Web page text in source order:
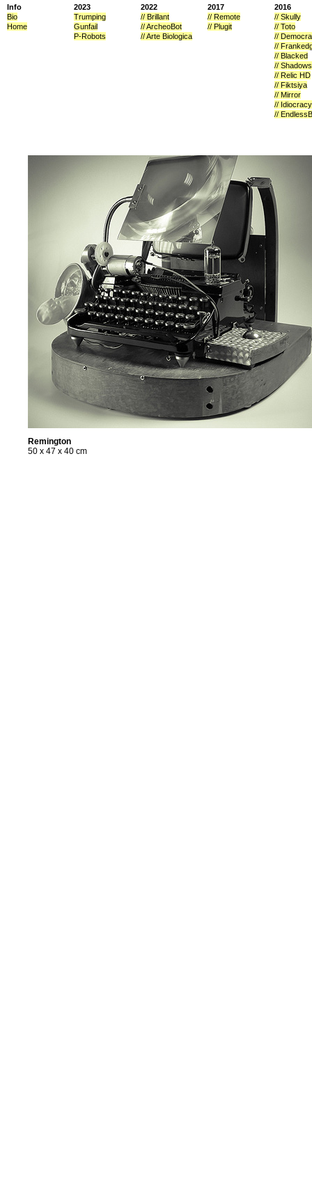
Info
Bio
Home
2023
Trumping
Gunfail
P-Robots
2022
// Brillant
// ArcheoBot
// Arte Biologica
2017
// Remote
// Plugit
2016
// Skully
// Toto
//
//
// Blacked
// Shadows
// Relic HD
// Fiktsiya
// Mirror
// Idiocracy
//
Remington
50 x 47 x 40 cm